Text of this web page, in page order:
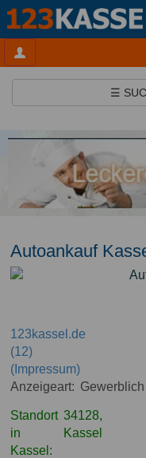
☰
Autoankauf
123kassel.de
(12)
(Impressum)
Anzeigeart: Gewerblich
Standort
in
Kassel:
34128,
Kassel